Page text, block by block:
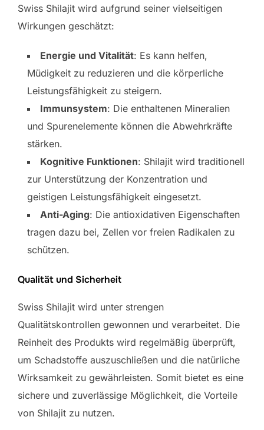
Swiss Shilajit wird aufgrund seiner vielseitigen
Wirkungen geschätzt:
Energie und Vitalität: Es kann helfen,
Müdigkeit zu reduzieren und die körperliche
Leistungsfähigkeit zu steigern.
Immunsystem: Die enthaltenen Mineralien
und Spurenelemente können die Abwehrkräfte
stärken.
Kognitive Funktionen: Shilajit wird traditionell
zur Unterstützung der Konzentration und
geistigen Leistungsfähigkeit eingesetzt.
Anti-Aging: Die antioxidativen Eigenschaften
tragen dazu bei, Zellen vor freien Radikalen zu
schützen.
Qualität und Sicherheit
Swiss Shilajit wird unter strengen
Qualitätskontrollen gewonnen und verarbeitet. Die
Reinheit des Produkts wird regelmäßig überprüft,
um Schadstoffe auszuschließen und die natürliche
Wirksamkeit zu gewährleisten. Somit bietet es eine
sichere und zuverlässige Möglichkeit, die Vorteile
von Shilajit zu nutzen.